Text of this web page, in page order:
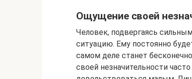
Ощущение своей
Человек, подвергаясь
ситуацию. Ему постоянно
самом деле станет
своей незначительности